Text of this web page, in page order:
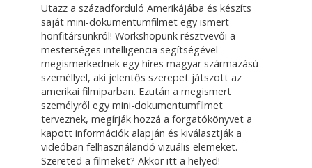
Utazz a századforduló Amerikájába és készíts
saját mini-dokumentumfilmet egy ismert
honfitársunkról! Workshopunk résztvevői a
mesterséges intelligencia segítségével
megismerkednek egy híres magyar származású
személlyel, aki jelentős szerepet játszott az
amerikai filmiparban. Ezután a megismert
személyről egy mini-dokumentumfilmet
terveznek, megírják hozzá a forgatókönyvet a
kapott információk alapján és kiválasztják a
videóban felhasználandó vizuális elemeket.
Szereted a filmeket? Akkor itt a helyed!